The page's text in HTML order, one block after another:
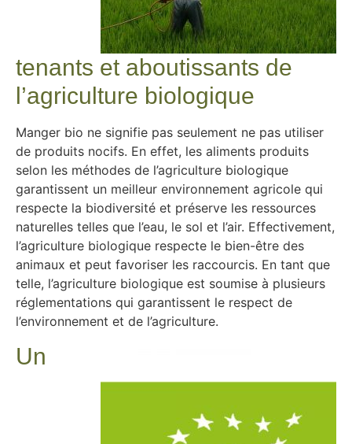
tenants et aboutissants de
l’agriculture biologique
Manger bio ne signifie pas seulement ne pas utiliser
de produits nocifs. En effet, les aliments produits
selon les méthodes de l’agriculture biologique
garantissent un meilleur environnement agricole qui
respecte la biodiversité et préserve les ressources
naturelles telles que l’eau, le sol et l’air. Effectivement,
l’agriculture biologique respecte le bien-être des
animaux et peut favoriser les raccourcis. En tant que
telle, l’agriculture biologique est soumise à plusieurs
réglementations qui garantissent le respect de
l’environnement et de l’agriculture.
Un